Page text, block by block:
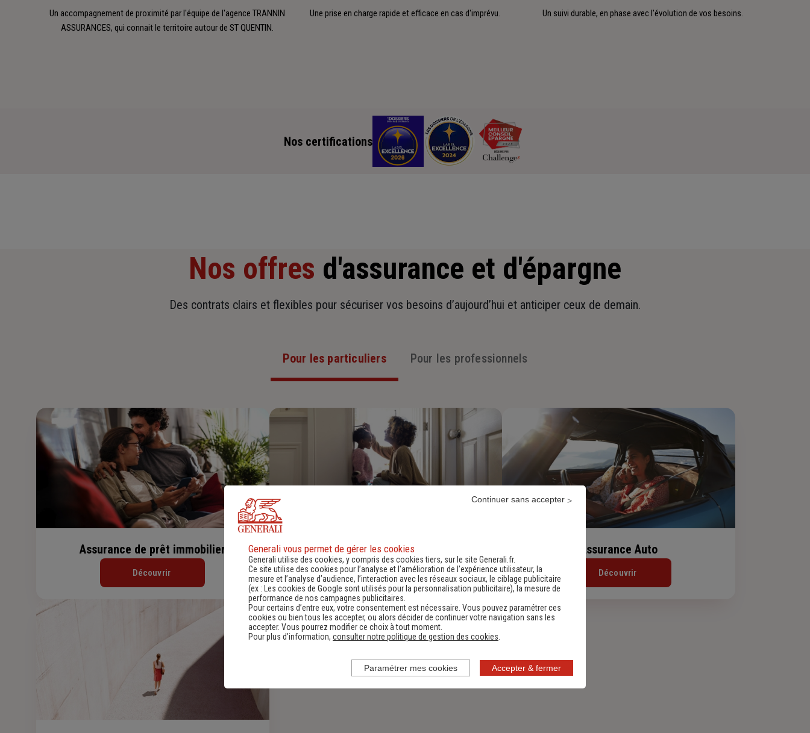
Un accompagnement de proximité par l'équipe de l'agence TRANNIN
ASSURANCES, qui connait le territoire autour de ST QUENTIN.
Une prise en charge rapide et efficace en cas d'imprévu. Un suivi durable, en phase avec l'évolution de vos besoins.
Nos certifications
Nos offres d'assurance et d'épargne
Des contrats clairs et flexibles pour sécuriser vos besoins d’aujourd’hui et anticiper ceux de demain.
Pour les particuliers Pour les professionnels
Assurance de prêt immobilier
Découvrir
Assurance Habitation
Découvrir
Assurance Auto
Découvrir
Generali vous permet de gérer les cookies
Generali utilise des cookies, y compris des cookies tiers, sur le site Generali.fr.
Ce site utilise des cookies pour l’analyse et l'amélioration de l’expérience utilisateur, la
mesure et l’analyse d’audience, l’interaction avec les réseaux sociaux, le ciblage publicitaire
(ex : Les cookies de Google sont utilisés pour la personnalisation publicitaire), la mesure de
performance de nos campagnes publicitaires.
Pour certains d’entre eux, votre consentement est nécessaire. Vous pouvez paramétrer ces
cookies ou bien tous les accepter, ou alors décider de continuer votre navigation sans les
accepter. Vous pourrez modifier ce choix à tout moment.
Pour plus d’information, consulter notre politique de gestion des cookies.
Accepter & fermer
Continuer sans accepter
Paramétrer mes cookies